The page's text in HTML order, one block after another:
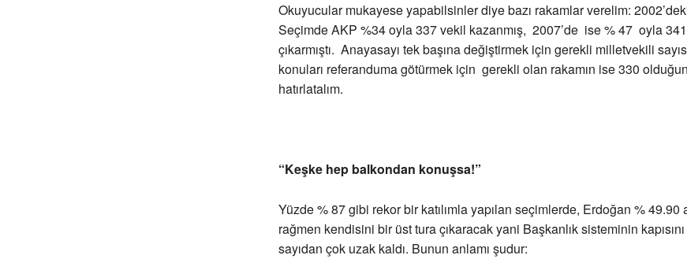
Okuyucular mukayese yapabilsinler diye bazı rakamlar verelim:
Seçimde AKP %34 oyla 337 vekil kazanmış, 2007’de ise % 47 oyla
çıkarmıştı. Anayasayı tek başına değiştirmek için gerekli milletvekili
konuları referanduma götürmek için gerekli olan rakamın ise 330
hatırlatalım.
“Keşke hep balkondan konuşsa!”
Yüzde % 87 gibi rekor bir katılımla yapılan seçimlerde, Erdoğan % 49.90
rağmen kendisini bir üst tura çıkaracak yani Başkanlık sisteminin
sayıdan çok uzak kaldı. Bunun anlamı şudur: